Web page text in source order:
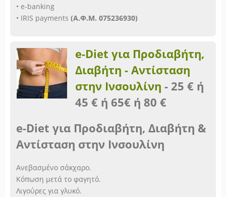
• e-banking
• IRIS payments (Α.Φ.Μ. 075236930)
e-Diet για Προδιαβήτη,
Διαβήτη - Αντίσταση
στην Ινσουλίνη - 25 € ή
45 € ή 65€ ή 80 €
e-Diet για Προδιαβήτη, Διαβήτη &
Αντίσταση στην Ινσουλίνη
Ανεβασμένο σάκχαρο.
Κόπωση μετά το φαγητό.
Λιγούρες για γλυκό.